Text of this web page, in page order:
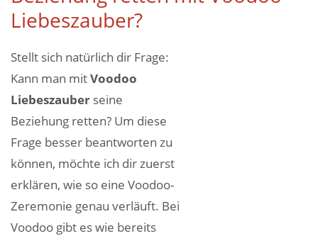
Liebeszauber?
Stellt sich natürlich dir Frage:
Kann man mitVoodoo
Liebeszauber seine
Beziehung retten? Um diese
Frage besser beantworten zu
können, möchte ich dir zuerst
erklären, wie so eine Voodoo-
Zeremonie genau verläuft. Bei
Voodoo gibt es wie bereits